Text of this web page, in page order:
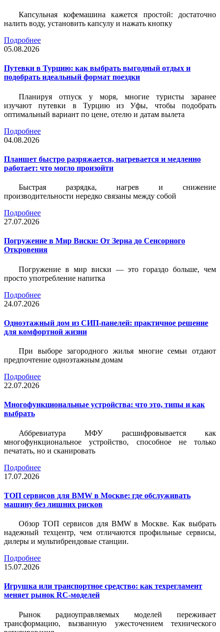
Капсульная кофемашина кажется простой: достаточно
налить воду, установить капсулу и нажать кнопку
Подробнее
05.08.2026
Путевки в Турцию: как выбрать выгодный отдых и
подобрать идеальный формат поездки
Планируя отпуск у моря, многие туристы заранее
изучают путевки в Турцию из Уфы, чтобы подобрать
оптимальный вариант по цене, отелю и датам вылета
Подробнее
04.08.2026
Планшет быстро разряжается, нагревается и медленно
работает: что могло произойти
Быстрая разрядка, нагрев и снижение
производительности нередко связаны между собой
Подробнее
27.07.2026
Погружение в Мир Виски: От Зерна до Сенсорного
Откровения
Погружение в мир виски — это гораздо больше, чем
просто употребление напитка
Подробнее
24.07.2026
Одноэтажный дом из СИП-панелей: практичное решение
для комфортной жизни
При выборе загородного жилья многие семьи отдают
предпочтение одноэтажным домам
Подробнее
22.07.2026
Многофункциональные устройства: что это, типы и как
выбрать
Аббревиатура МФУ расшифровывается как
многофункциональное устройство, способное не только
печатать, но и сканировать
Подробнее
17.07.2026
ТОП сервисов для BMW в Москве: где обслуживать
машину без лишних рисков
Обзор ТОП сервисов для BMW в Москве. Как выбрать
надежный техцентр, чем отличаются профильные сервисы,
дилеры и мультибрендовые станции.
Подробнее
15.07.2026
Игрушка или транспортное средство: как техрегламент
меняет рынок RC-моделей
Рынок радиоуправляемых моделей переживает
трансформацию, вызванную ужесточением технического